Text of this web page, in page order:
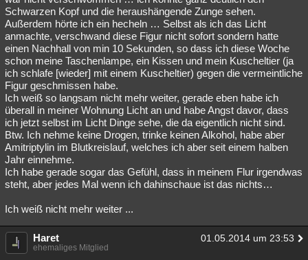
Schwarzen Kopf und die heraushängende Zunge sehen.
Außerdem hörte ich ein hecheln … Selbst als ich das Licht
anmachte, verschwand diese Figur nicht sofort sondern hatte
einen Nachhall von min 10 Sekunden, so dass ich diese Woche
schon meine Taschenlampe, ein Kissen und mein Kuscheltier (ja
ich schlafe [wieder] mit einem Kuscheltier) gegen die vermeintliche
Figur geschmissen habe.
Ich weiß so langsam nicht mehr weiter, gerade eben habe ich
überall in meiner Wohnung Licht an und habe Angst davor, dass
ich jetzt selbst im Licht Dinge sehe, die da eigentlich nicht sind.
Btw. Ich nehme keine Drogen, trinke keinen Alkohol, habe aber
Amitriptylin im Blutkreislauf, welches ich aber seit einem halben
Jahr einnehme.
Ich habe gerade sogar das Gefühl, dass in meinem Flur irgendwas
steht, aber jedes Mal wenn ich dahinschaue ist das nichts…
Ich weiß nicht mehr weiter ...
Haret 01.05.2014 um 23:53
ehemaliges Mitglied